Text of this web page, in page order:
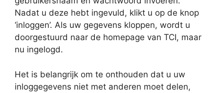
Nadat u deze hebt ingevuld, klikt u op de knop
‘inloggen’. Als uw gegevens kloppen, wordt u
doorgestuurd naar de homepage van TCI, maar
nu ingelogd.
Het is belangrijk om te onthouden dat u uw
inloggegevens niet met anderen moet delen,